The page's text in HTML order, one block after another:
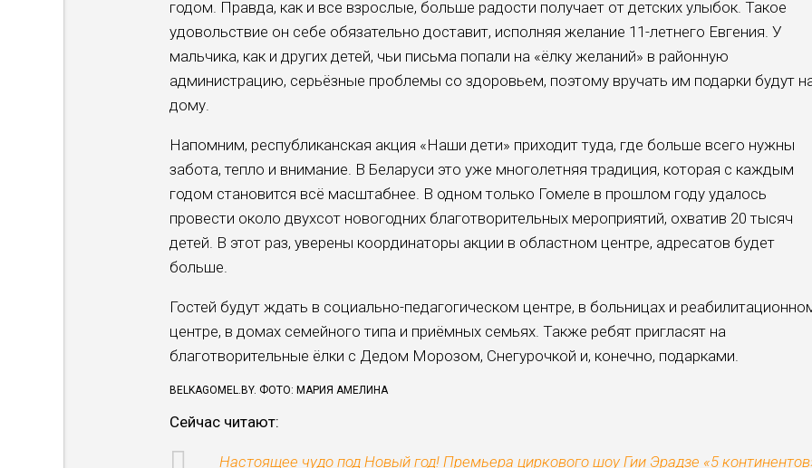
годом. Правда, как и все взрослые, больше радости получает от детских улыбок. Такое
удовольствие он себе обязательно доставит, исполняя же­лание 11-летнего Евгения. У
маль­чика, как и других детей, чьи пись­ма попали на «ёлку желаний» в рай­онную
администрацию, серьёзные проблемы со здоровьем, поэтому вручать им подарки будут
дому.
Напомним, республиканская ак­ция «Наши дети» приходит туда, где больше всего нужны
забота, тепло и внимание. В Беларуси это уже мно­голетняя традиция, которая с каж­дым
годом становится всё масштаб­нее. В одном только Гомеле в про­шлом году удалось
провести около двухсот новогодних благотворитель­ных мероприятий, охватив 20 тысяч
детей. В этот раз, уверены коорди­наторы акции в областном центре, адресатов будет
больше.
Гостей будут ждать в социально-педагогическом центре, в больни­цах и
центре, в домах семейного типа и приёмных семьях. Также ребят пригласят на
благотворительные ёлки с Дедом Морозом, Снегурочкой и, конечно, подарками.
BELKAGOMEL.BY. ФОТО: МАРИЯ АМЕЛИНА
Сейчас читают:
Настоящее чудо под Новый год! Премьера циркового шоу Гии Эрадзе «5